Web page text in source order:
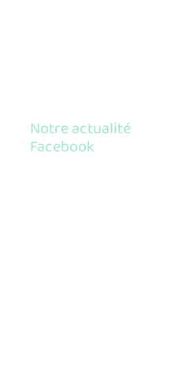
Notre actualité
Facebook